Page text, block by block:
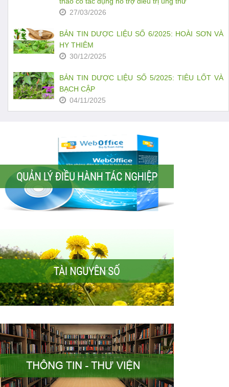
27/03/2026
BẢN TIN DƯỢC LIỆU SỐ 6/2025: HOÀI SƠN VÀ
HY THIÊM
30/12/2025
BẢN TIN DƯỢC LIỆU SỐ 5/2025: TIÊU LỐT VÀ
BẠCH CẬP
04/11/2025